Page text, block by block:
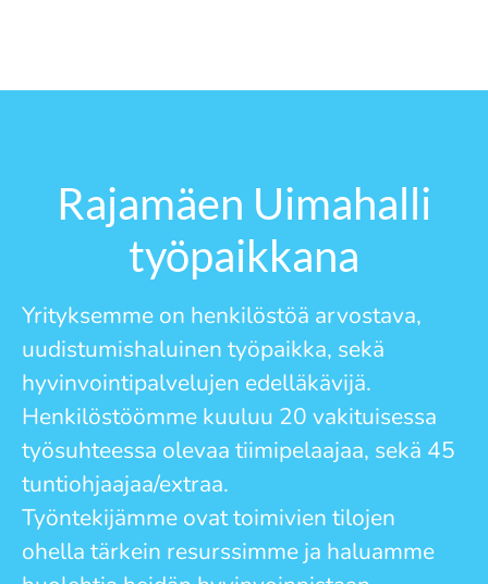
Rajamäen Uimahalli
työpaikkana
Yrityksemme on henkilöstöä arvostava,
uudistumishaluinen työpaikka, sekä
hyvinvointipalvelujen edelläkävijä.
Henkilöstöömme kuuluu 20 vakituisessa
työsuhteessa olevaa tiimipelaajaa, sekä 45
tuntiohjaajaa/extraa.
Työntekijämme ovat toimivien tilojen
ohella tärkein resurssimme ja haluamme